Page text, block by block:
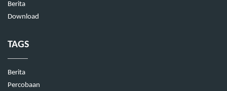
Berita
Download
TAGS
Berita
Percobaan